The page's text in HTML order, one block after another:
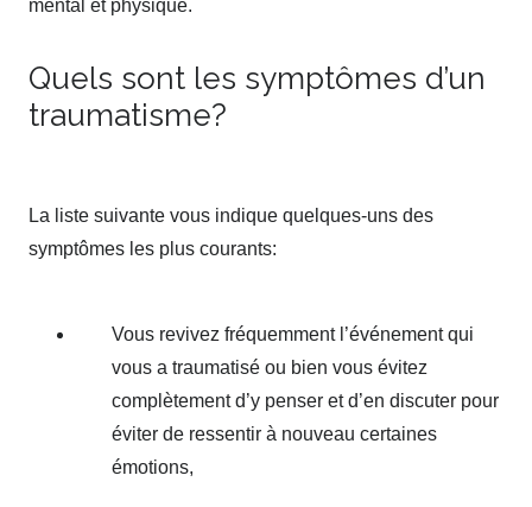
mental et physique.
Quels sont les symptômes d’un
traumatisme?
La liste suivante vous indique quelques-uns des
symptômes les plus courants:
Vous revivez fréquemment l’événement qui
vous a traumatisé ou bien vous évitez
complètement d’y penser et d’en discuter pour
éviter de ressentir à nouveau certaines
émotions,